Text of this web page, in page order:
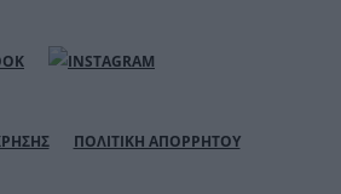
ΠΟΛΙΤΙΚΗ ΑΠΟΡΡΗΤΟΥ